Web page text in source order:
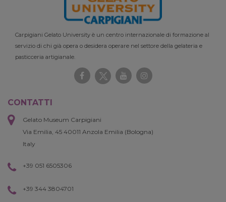
Carpigiani Gelato University è un centro internazionale di formazione al
servizio di chi già opera o desidera operare nel settore della gelateria e
pasticceria artigianale.
CONTATTI
Gelato Museum Carpigiani
Via Emilia, 45 40011 Anzola Emilia (Bologna)
Italy
+39 051 6505306
+39 344 3804701